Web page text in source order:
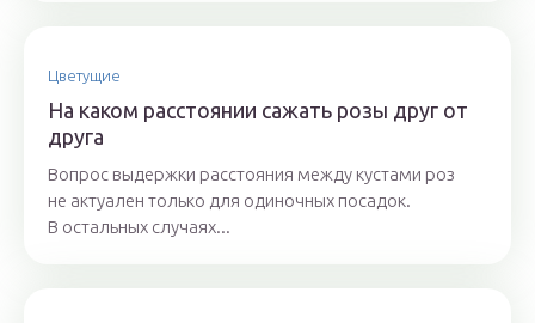
Цветущие
На каком расстоянии сажать розы друг от
друга
Вопрос выдержки расстояния между кустами роз
не актуален только для одиночных посадок.
В остальных случаях...